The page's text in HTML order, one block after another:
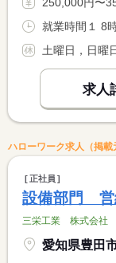
就業時間１ 8
土曜日，日曜
求人
ハローワーク求人（掲載
正社員
設備部門
三栄工業 株式会社
愛知県豊田